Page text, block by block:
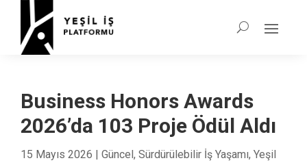
Business Honors Awards
2026’da 103 Proje Ödül Aldı
15 Mayıs 2026 | Güncel, Sürdürülebilir İş Yaşamı, Yeşil